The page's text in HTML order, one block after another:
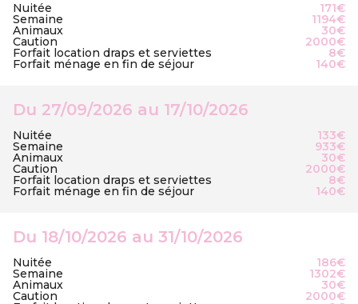
Nuitée 171€
Semaine 1194€
Animaux 30€
Caution 2000€
Forfait location draps et serviettes 8€
Forfait ménage en fin de séjour 140€
Du 27/09/2026 au 17/10/2026
Nuitée 133€
Semaine 933€
Animaux 30€
Caution 2000€
Forfait location draps et serviettes 8€
Forfait ménage en fin de séjour 140€
Du 18/10/2026 au 31/10/2026
Nuitée 186€
Semaine 1302€
Animaux 30€
Caution 2000€